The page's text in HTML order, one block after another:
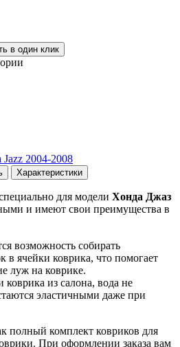
в один клик
2004-2008
Характеристики
для модели Хонда Джаз
и имеют свои преимущества в
возможность собирать
в ячейки коврика, что помогает
луж на коврике.
из салона, вода не
эластичными даже при
полный комплект ковриков для
При оформлении заказа вам